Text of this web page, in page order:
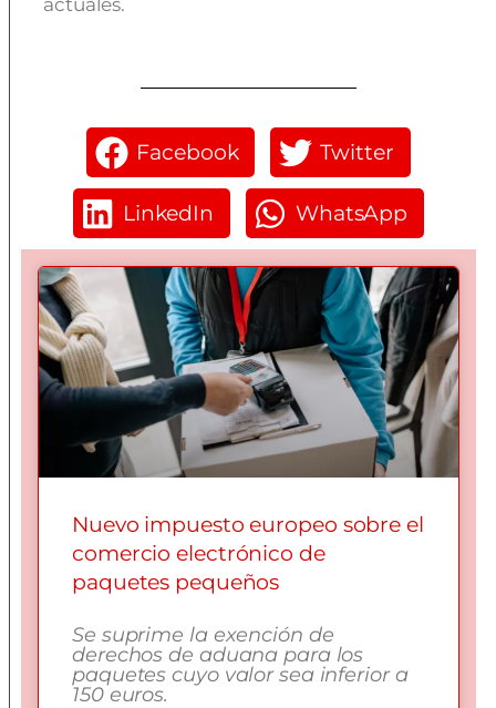
actuales.
Facebook Twitter
LinkedIn WhatsApp
Nuevo impuesto europeo sobre el
comercio electrónico de
paquetes pequeños
Se suprime la exención de
derechos de aduana para los
paquetes cuyo valor sea inferior a
150 euros.